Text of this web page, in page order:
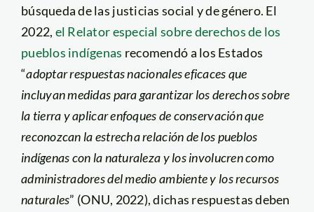
búsqueda de las justicias social y de género. El
2022, el Relator especial sobre derechos de los
pueblos indígenas recomendó a los Estados
“adoptar respuestas nacionales eficaces que
incluyan medidas para garantizar los derechos sobre
la tierra y aplicar enfoques de conservación que
reconozcan la estrecha relación de los pueblos
indígenas con la naturaleza y los involucren como
administradores del medio ambiente y los recursos
naturales” (ONU, 2022), dichas respuestas deben